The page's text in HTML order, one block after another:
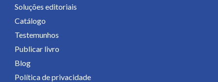
Soluções editoriais
Catálogo
Testemunhos
Publicar livro
Blog
Política de privacidade